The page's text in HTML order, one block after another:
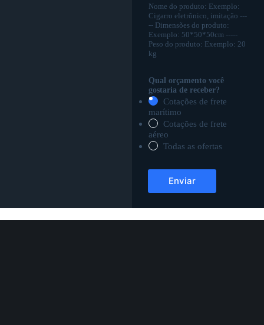
Nome do produto: Exemplo:
Cigarro eletrônico, imitação ---
-- Dimensões do produto:
Exemplo: 50*50*50cm -----
Peso do produto: Exemplo: 20
kg
Qual orçamento você
gostaria de receber?
Cotações de frete
marítimo
Cotações de frete
aéreo
Todas as ofertas
Enviar